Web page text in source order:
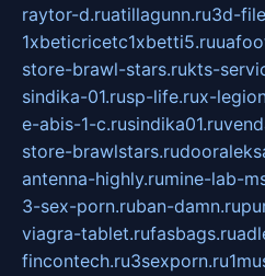
raytor-d.ruatillagunn.ru3d-
1xbeticricetc1xbetti5.ru
store-brawl-stars.rukts-
sindika-01.rusp-life.rux-
e-abis-1-c.rusindika01.ru
store-brawlstars.ru
antenna-highly.rumine-lab-
3-sex-porn.ruban-damn.ru
viagra-tablet.rufasbags.ru
fincontech.ru3sexporn.ru